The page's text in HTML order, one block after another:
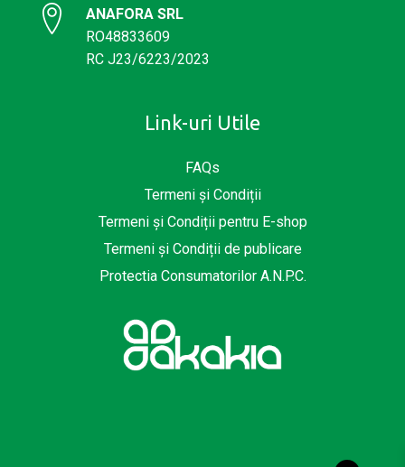
ANAFORA SRL
RO48833609
RC J23/6223/2023
Link-uri Utile
FAQs
Termeni și Condiții
Termeni și Condiții pentru E-shop
Termeni și Condiții de publicare
Protectia Consumatorilor A.N.P.C.